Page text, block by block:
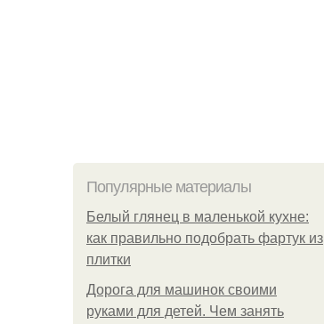
Популярные материалы
Белый глянец в маленькой кухне:
как правильно подобрать фартук из
плитки
Дорога для машинок своими
руками для детей. Чем занять